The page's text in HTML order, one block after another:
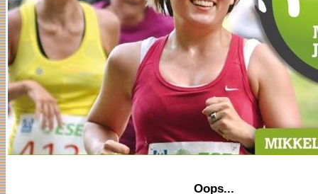
Oops...